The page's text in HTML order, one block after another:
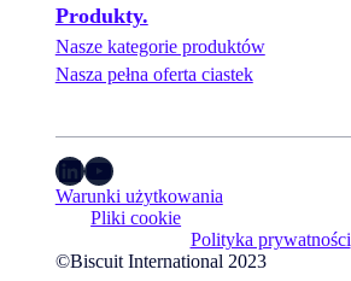
Produkty.
Nasze kategorie produktów
Nasza pełna oferta ciastek
LinkedIn YouTube
Warunki użytkowania
Pliki cookie
Polityka prywatności
©Biscuit International 2023